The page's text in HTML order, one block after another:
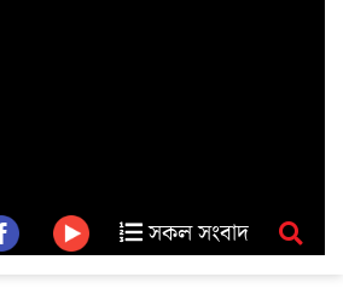
সকল সংবাদ